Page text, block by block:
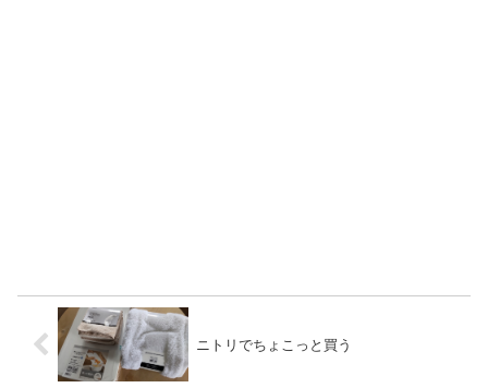
ニトリでちょこっと買う